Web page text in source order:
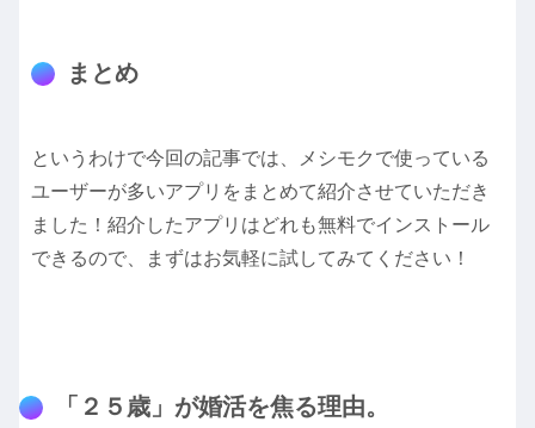
まとめ
というわけで今回の記事では、メシモクで使っている
ユーザーが多いアプリをまとめて紹介させていただき
ました！紹介したアプリはどれも無料でインストール
できるので、まずはお気軽に試してみてください！
「２５歳」が婚活を焦る理由。